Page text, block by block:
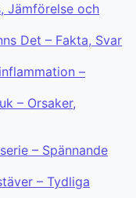
Jämförelse och
Det – Fakta, Svar
–
– Orsaker,
– Spännande
– Tydliga